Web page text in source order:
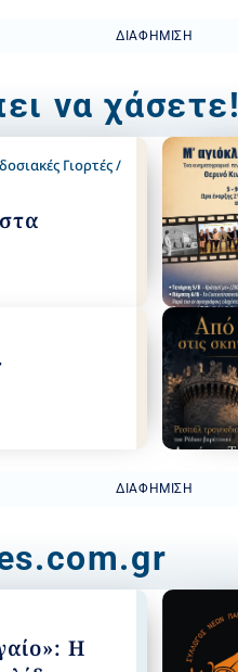
ΔΙΑΦΉΜΙΣΗ
να χάσετε!
Γιορτές /
ΔΙΑΦΉΜΙΣΗ
Η